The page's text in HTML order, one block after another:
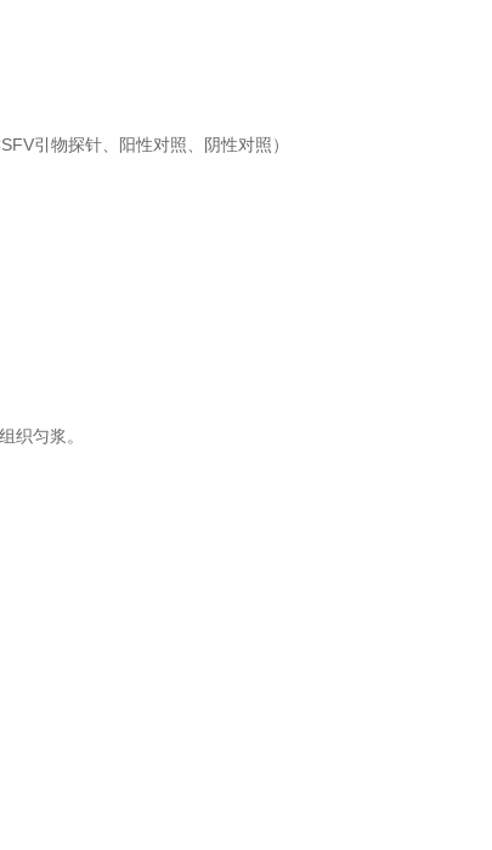
引物探针、阳性对照、阴性对照）
织匀浆。